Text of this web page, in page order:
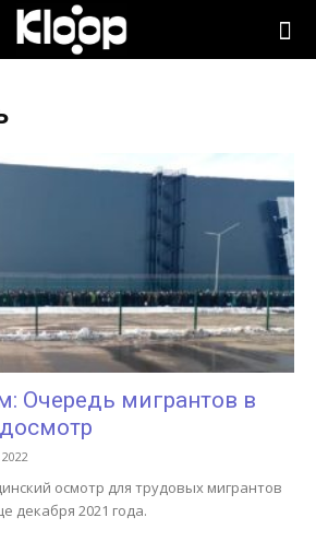
Очередь мигрантов в
осмотр для трудовых мигрантов
декабря 2021 года.